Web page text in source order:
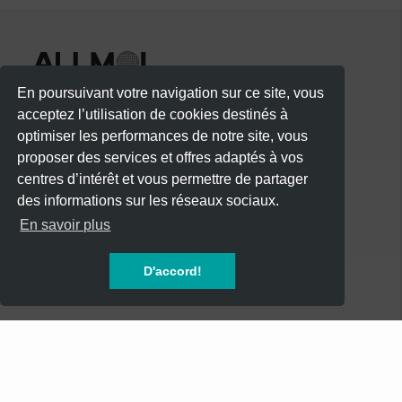
En poursuivant votre navigation sur ce site, vous
acceptez l’utilisation de cookies destinés à
optimiser les performances de notre site, vous
proposer des services et offres adaptés à vos
centres d’intérêt et vous permettre de partager
des informations sur les réseaux sociaux.
En savoir plus
D'accord!
CATÉGORIES